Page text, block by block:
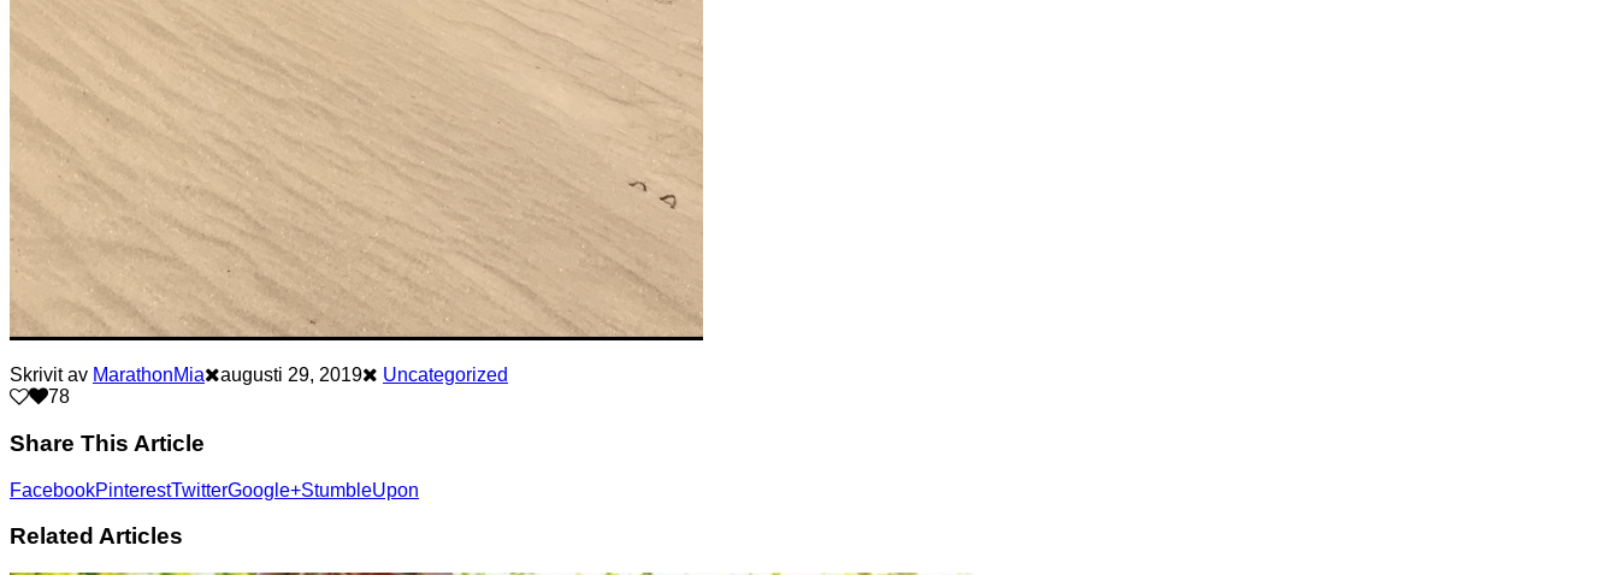
Skrivit av MarathonMia augusti 29, 2019
Uncategorized
78
Share This Article
FacebookPinterestTwitterGoogle+StumbleUpon
Related Articles